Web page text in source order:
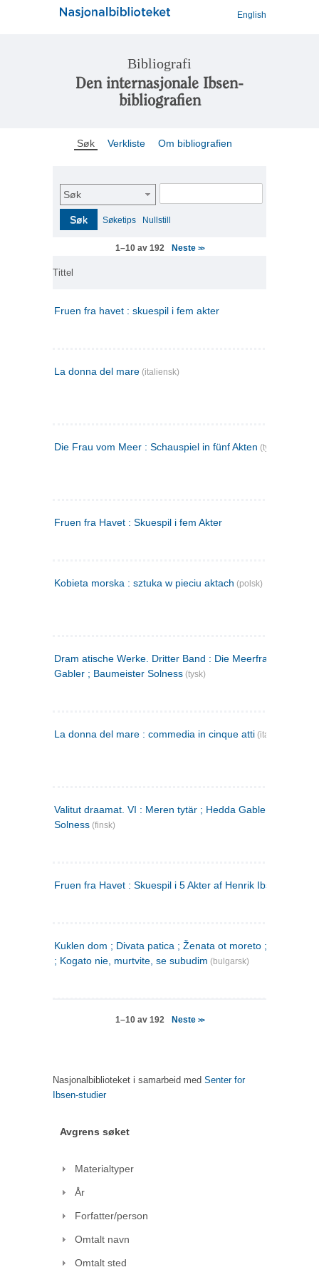
English
Bibliografi
Den internasjonale Ibsen-
bibliografien
Søk Verkliste Om bibliografien
Søk
Søk Søketips Nullstill
1–10 av 192 Neste >>
Tittel
Fruen fra havet : skuespil i fem akter
La donna del mare (italiensk)
Die Frau vom Meer : Schauspiel in fünf Akten (tysk)
Fruen fra Havet : Skuespil i fem Akter
Kobieta morska : sztuka w pieciu aktach (polsk)
Dram atische Werke. Dritter Band : Die Meerfrau ; Hedda
Gabler ; Baumeister Solness (tysk)
La donna del mare : commedia in cinque atti (italiensk)
Valitut draamat. VI : Meren tytär ; Hedda Gabler ;
Solness (finsk)
Fruen fra Havet : Skuespil i 5 Akter af Henrik Ibsen
Kuklen dom ; Divata patica ; Ženata ot moreto ; Malkijat
; Kogato nie, murtvite, se subudim (bulgarsk)
1–10 av 192 Neste >>
Nasjonalbiblioteket i samarbeid med Senter for
Ibsen-studier
Avgrens søket
Materialtyper
År
Forfatter/person
Omtalt navn
Omtalt sted